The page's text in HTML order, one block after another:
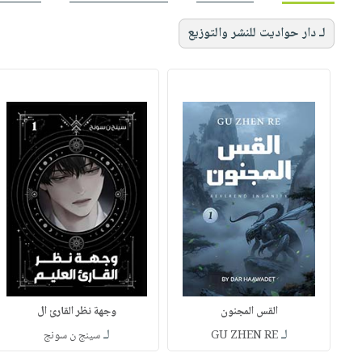
لـ دار حواديت للنشر والتوزيع
القس المجنون
لـGU ZHEN RE
وجهة نظر القارئ ال
لـسينج ن سونج